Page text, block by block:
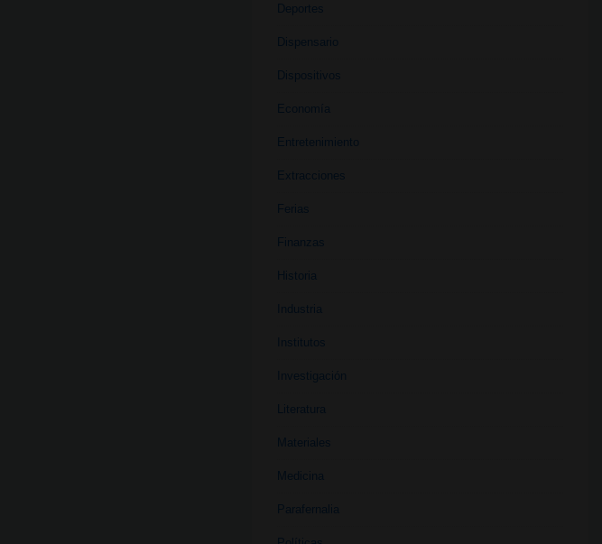
Deportes
Dispensario
Dispositivos
Economía
Entretenimiento
Extracciones
Ferias
Finanzas
Historia
Industria
Institutos
Investigación
Literatura
Materiales
Medicina
Parafernalia